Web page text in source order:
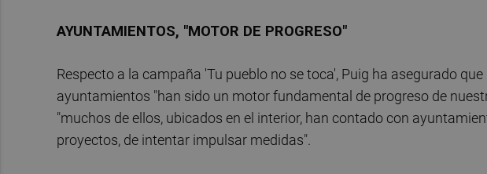
AYUNTAMIENTOS, "MOTOR DE PROGRESO"
Respecto a la campaña 'Tu pueblo no se toca', Puig ha asegurado
ayuntamientos "han sido un motor fundamental de progreso de
"muchos de ellos, ubicados en el interior, han contado con
proyectos, de intentar impulsar medidas".